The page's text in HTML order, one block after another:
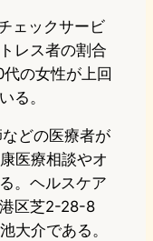
ェックサービ
レス者の割合
の女性が上回
る。
どの医療者が
医療相談やオ
。ヘルスケア
区芝2-28-8
大介である。